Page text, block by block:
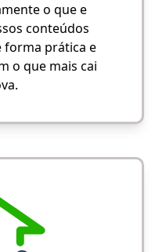
o que e
conteúdos
forma prática e
o que mais cai